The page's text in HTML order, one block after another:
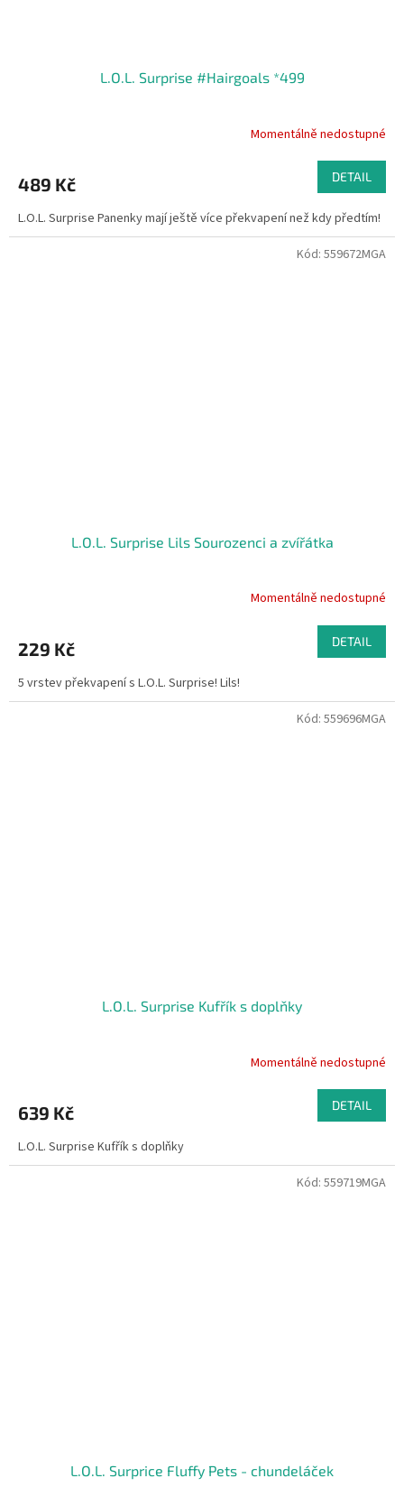
L.O.L. Surprise #Hairgoals *499
Momentálně nedostupné
489 Kč DETAIL
L.O.L. Surprise Panenky mají ještě více překvapení než kdy předtím!
L.O.L. Surprise Lils Sourozenci a zvířátka
Momentálně nedostupné
229 Kč DETAIL
5 vrstev překvapení s L.O.L. Surprise! Lils!
Kód: 559672MGA
L.O.L. Surprise Kufřík s doplňky
Momentálně nedostupné
639 Kč DETAIL
L.O.L. Surprise Kufřík s doplňky
Kód: 559696MGA
L.O.L. Surprice Fluffy Pets - chundeláček
Kód: 559719MGA